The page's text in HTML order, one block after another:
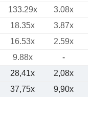
133.29x
3.08x
18.35x
3.87x
16.53x
2.59x
9.88x
-
28,41x
2,08x
37,75x 9,90x